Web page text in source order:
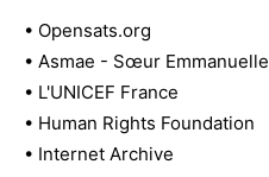
• Opensats.org
• Asmae - Sœur Emmanuelle
• L'UNICEF France
• Human Rights Foundation
• Internet Archive